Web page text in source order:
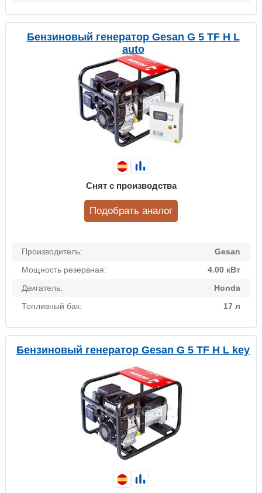
Бензиновый генератор Gesan G 5 TF H L
auto
Производитель:
Gesan
Мощность резервная:
4.00 кВт
Двигатель:
Honda
Топливный бак:
17 л
Снят с производства
Подобрать аналог
Бензиновый генератор Gesan G 5 TF H L key